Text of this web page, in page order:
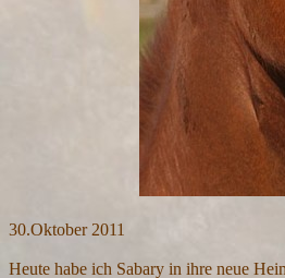
30.Oktober 2011
Heute habe ich Sabary in ihre neue